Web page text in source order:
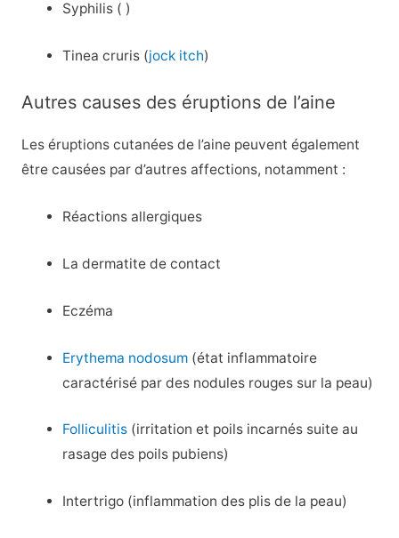
Syphilis ( )
Tinea cruris (jock itch)
Autres causes des éruptions de l’aine
Les éruptions cutanées de l’aine peuvent également
être causées par d’autres affections, notamment :
Réactions allergiques
La dermatite de contact
Eczéma
Erythema nodosum (état inflammatoire
caractérisé par des nodules rouges sur la peau)
Folliculitis (irritation et poils incarnés suite au
rasage des poils pubiens)
Intertrigo (inflammation des plis de la peau)